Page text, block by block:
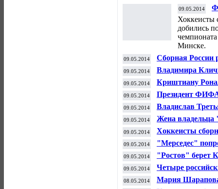
09.05.2014
Хоккеисты
добились
Минске.
09.05.2014
Сборная России
матче на ЧМ по
09.05.2014
Владимира
боксером
09.05.2014
Криштиану
номинантов на
09.05.2014
Президент ФИФА
09.05.2014
Владислав
хоккею
09.05.2014
Жена владельца
намерена
09.05.2014
Хоккеисты
начинают
09.05.2014
"Мерседес"
"Ф-1" в Испании
09.05.2014
"Ростов" берет
болельщикам
09.05.2014
Четыре
этапа
08.05.2014
Мария
турнира в